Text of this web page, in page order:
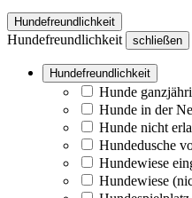
Hundefreundlichkeit
Hundefreundlichkeit schließen
Hundefreundlichkeit
Hunde
Hunde in der
Hunde nicht
Hundedusche
Hundewiese
Hundewiese